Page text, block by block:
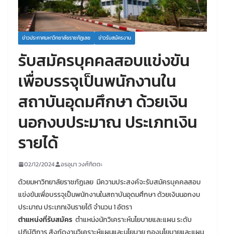
ข่าวประกาศมหาวิทยาลัยราชภัฏเลย ข่าวรับสมัครงาน
รับสมัครบุคคลสอบแข่งขัน
เพื่อบรรจุเป็นพนักงานใน
สถาบันอุดมศึกษา ด้วยเงิน
นอกงบประมาณ ประเภทเงิน
รายได้
02/12/2024 อรอุมา วงศ์กิตตะ
ด้วยมหาวิทยาลัยราชภัฏเลย มีความประสงค์จะรับสมัครบุคคลสอบ
แข่งขันเพื่อบรรจุเป็นพนักงานในสถาบันอุดมศึกษา ด้วยเงินนอกงบ
ประมาณ ประเภทเงินรายได้ จำนวน 1 อัตรา
ตำแหน่งที่รับสมัคร ตำแหน่งนักวิเคราะห์นโยบายและแผน ระดับ